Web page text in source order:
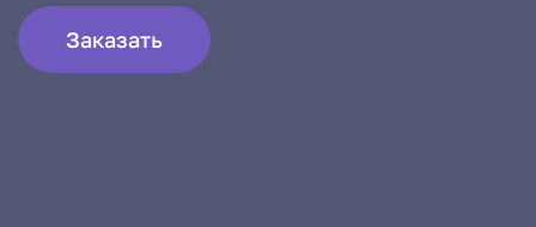
Заказать